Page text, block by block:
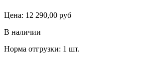
Цена: 12 290,00 руб
В наличии
Норма отгрузки: 1 шт.